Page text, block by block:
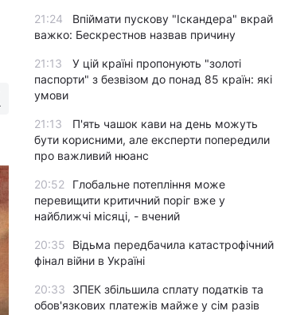
21:24
Впіймати пускову "Іскандера" вкрай
важко: Бескрестнов назвав причину
21:13
У цій країні пропонують "золоті
паспорти" з безвізом до понад 85 країн: які
умови
21:13
П'ять чашок кави на день можуть
бути корисними, але експерти попередили
про важливий нюанс
20:52
Глобальне потепління може
перевищити критичний поріг вже у
найближчі місяці, - вчений
20:35
Відьма передбачила катастрофічний
фінал війни в Україні
20:33
ЗПЕК збільшила сплату податків та
обов'язкових платежів майже у сім разів